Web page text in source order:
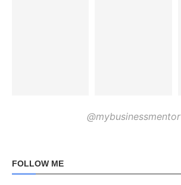
@mybusinessmentor
FOLLOW ME